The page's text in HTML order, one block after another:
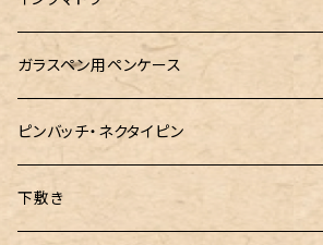
MONTEVERDE(モンテベルテ)
LAMY（ラミー）
ぺんてる
工房sokoharo（そこはろ）
CRUCIAL（クルーシャル）御朱印帳
ガラスペン用ペンケース
ピンバッチ・ネクタイピン
下敷き